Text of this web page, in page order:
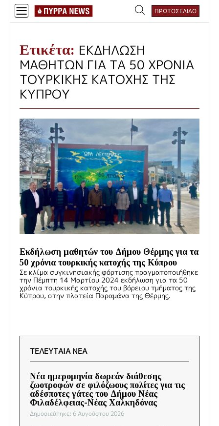
Αναζήτηση
ΠΡΩΤΟΣΕΛΙΔΟ
Ετικέτα: ΕΚΔΗΛΩΣΗ
ΜΑΘΗΤΩΝ ΓΙΑ ΤΑ 50 ΧΡΟΝΙΑ
ΤΟΥΡΚΙΚΗΣ ΚΑΤΟΧΗΣ ΤΗΣ
ΚΥΠΡΟΥ
Εκδήλωση μαθητών του Δήμου Θέρμης για τα
50 χρόνια τουρκικής κατοχής της Κύπρου
Σε κλίμα συγκινησιακής φόρτισης πραγματοποιήθηκε
την Πέμπτη 14 Μαρτίου 2024 εκδήλωση για τα 50
χρόνια τουρκικής κατοχής του βόρειου τμήματος της
Κύπρου, στην πλατεία Παραμάνα της Θέρμης.
ΤΕΛΕΥΤΑΙΑ ΝΕΑ
Νέα ημερομηνία δωρεάν διάθεσης
ζωοτροφών σε φιλόζωους πολίτες για τις
αδέσποτες γάτες του Δήμου Νέας
Φιλαδέλφειας-Νέας Χαλκηδόνας
Δημοσιεύτηκε: 6 Αυγούστου 2026